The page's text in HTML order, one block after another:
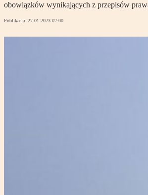
obowiązków wynikających z przepisów
Publikacja: 27.01.2023 02:00